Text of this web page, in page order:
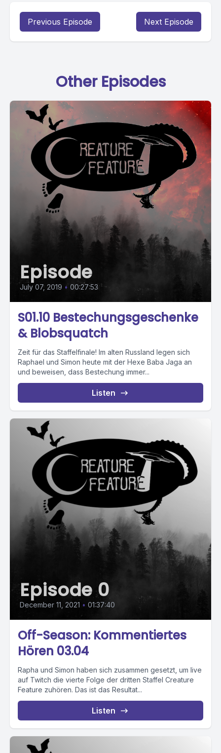
Previous Episode Next Episode
Other Episodes
Episode
July 07, 2019 • 00:27:53
S01.10 Bestechungsgeschenke
& Blobsquatch
Zeit für das Staffelfinale! Im alten Russland legen sich
Raphael und Simon heute mit der Hexe Baba Jaga an
und beweisen, dass Bestechung immer...
Listen
Episode 0
December 11, 2021 • 01:37:40
Off-Season: Kommentiertes
Hören 03.04
Rapha und Simon haben sich zusammen gesetzt, um live
auf Twitch die vierte Folge der dritten Staffel Creature
Feature zuhören. Das ist das Resultat...
Listen